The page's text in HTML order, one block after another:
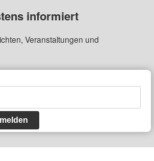
informiert
Veranstaltungen und